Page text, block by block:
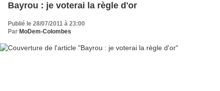
Bayrou : je voterai la règle d'or
Publié le 28/07/2011 à 23:00
Par MoDem-Colombes